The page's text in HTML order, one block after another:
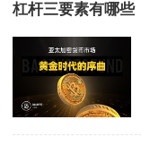
杠杆三要素有哪些